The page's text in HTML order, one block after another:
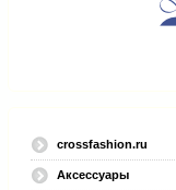
crossfashion.ru
Аксессуары